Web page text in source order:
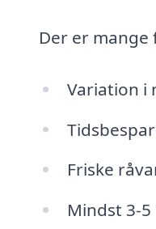
Der er
Variation i
Friske
Mindst 3-